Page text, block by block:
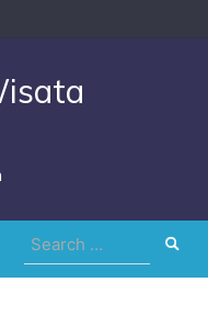
Search
for: